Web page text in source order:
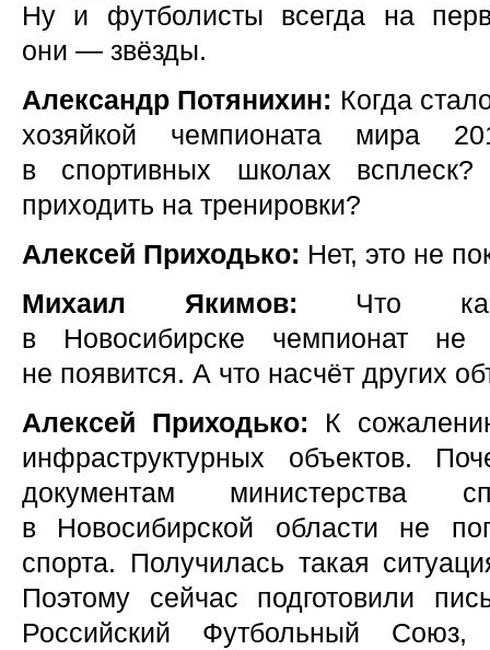
Ну и футболисты всегда на
они — звёзды.
Александр Потянихин: Когда
хозяйкой чемпионата мира
в спортивных школах
приходить на тренировки?
Алексей Приходько: Нет, это не
Михаил Якимов: Что
в Новосибирске чемпионат не
не появится. А что насчёт других
Алексей Приходько: К
инфраструктурных объектов.
документам министерства
в Новосибирской области не
спорта. Получилась такая
Поэтому сейчас подготовили
Российский Футбольный Союз,